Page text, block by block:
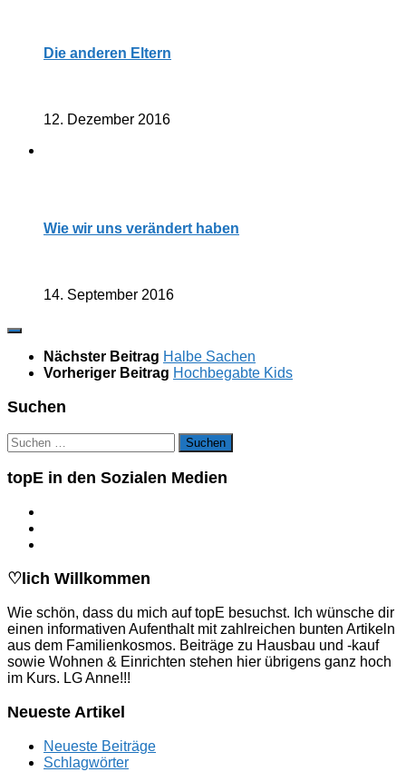
Die anderen Eltern
12. Dezember 2016
Wie wir uns verändert haben
14. September 2016
Nächster Beitrag Halbe Sachen
Vorheriger Beitrag Hochbegabte Kids
Suchen
Suchen
nach:
topE in den Sozialen Medien
♡lich Willkommen
Wie schön, dass du mich auf topE besuchst. Ich wünsche dir
einen informativen Aufenthalt mit zahlreichen bunten Artikeln
aus dem Familienkosmos. Beiträge zu Hausbau und -kauf
sowie Wohnen & Einrichten stehen hier übrigens ganz hoch
im Kurs. LG Anne!!!
Neueste Artikel
Neueste Beiträge
Schlagwörter